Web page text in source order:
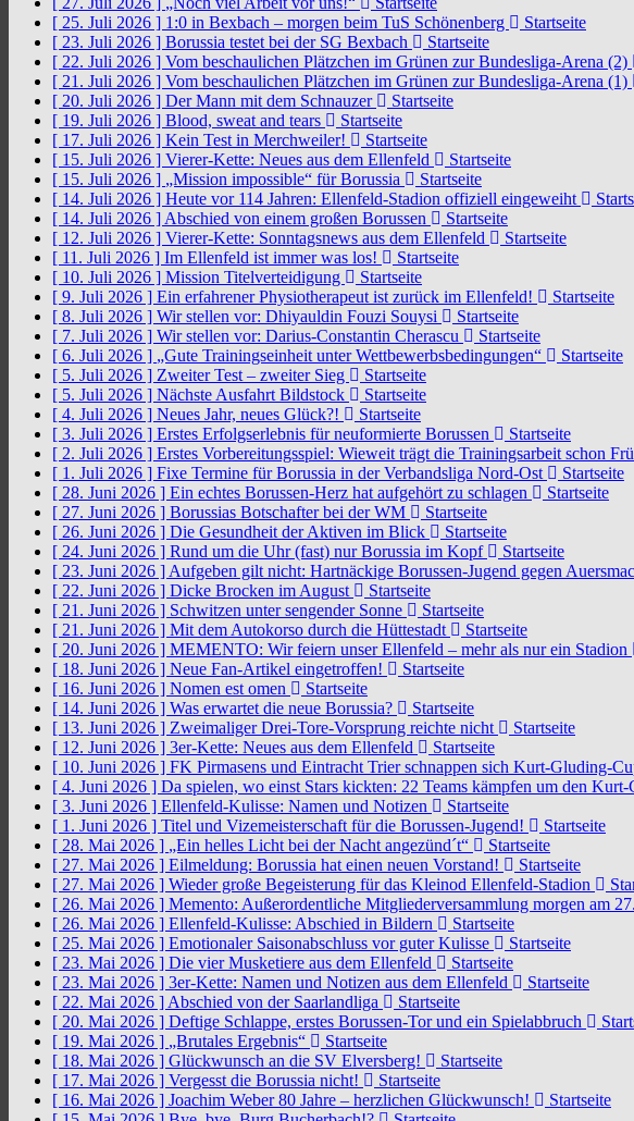
[ 25. Juli 2026 ] 1:0 in Bexbach – morgen beim TuS Schönenberg
Startseite
[ 23. Juli 2026 ] Borussia testet bei der SG Bexbach
Startseite
[ 22. Juli 2026 ] Vom beschaulichen Plätzchen im Grünen zur Bundesliga-Arena (2)
[ 21. Juli 2026 ] Vom beschaulichen Plätzchen im Grünen zur Bundesliga-Arena (1)
[ 20. Juli 2026 ] Der Mann mit dem Schnauzer
Startseite
[ 19. Juli 2026 ] Blood, sweat and tears
Startseite
[ 17. Juli 2026 ] Kein Test in Merchweiler!
Startseite
[ 15. Juli 2026 ] Vierer-Kette: Neues aus dem Ellenfeld
Startseite
[ 15. Juli 2026 ] „Mission impossible“ für Borussia
Startseite
[ 14. Juli 2026 ] Heute vor 114 Jahren: Ellenfeld-Stadion offiziell eingeweiht
[ 14. Juli 2026 ] Abschied von einem großen Borussen
Startseite
[ 12. Juli 2026 ] Vierer-Kette: Sonntagsnews aus dem Ellenfeld
Startseite
[ 11. Juli 2026 ] Im Ellenfeld ist immer was los!
Startseite
[ 10. Juli 2026 ] Mission Titelverteidigung
Startseite
[ 9. Juli 2026 ] Ein erfahrener Physiotherapeut ist zurück im Ellenfeld!
Startseite
[ 8. Juli 2026 ] Wir stellen vor: Dhiyauldin Fouzi Souysi
Startseite
[ 7. Juli 2026 ] Wir stellen vor: Darius-Constantin Cherascu
Startseite
[ 6. Juli 2026 ] „Gute Trainingseinheit unter Wettbewerbsbedingungen“
Startseite
[ 5. Juli 2026 ] Zweiter Test – zweiter Sieg
Startseite
[ 5. Juli 2026 ] Nächste Ausfahrt Bildstock
Startseite
[ 4. Juli 2026 ] Neues Jahr, neues Glück?!
Startseite
[ 3. Juli 2026 ] Erstes Erfolgserlebnis für neuformierte Borussen
Startseite
[ 2. Juli 2026 ] Erstes Vorbereitungsspiel: Wieweit trägt die Trainingsarbeit schon
[ 1. Juli 2026 ] Fixe Termine für Borussia in der Verbandsliga Nord-Ost
Startseite
[ 28. Juni 2026 ] Ein echtes Borussen-Herz hat aufgehört zu schlagen
Startseite
[ 27. Juni 2026 ] Borussias Botschafter bei der WM
Startseite
[ 26. Juni 2026 ] Die Gesundheit der Aktiven im Blick
Startseite
[ 24. Juni 2026 ] Rund um die Uhr (fast) nur Borussia im Kopf
Startseite
[ 23. Juni 2026 ] Aufgeben gilt nicht: Hartnäckige Borussen-Jugend gegen
[ 22. Juni 2026 ] Dicke Brocken im August
Startseite
[ 21. Juni 2026 ] Schwitzen unter sengender Sonne
Startseite
[ 21. Juni 2026 ] Mit dem Autokorso durch die Hüttestadt
Startseite
[ 20. Juni 2026 ] MEMENTO: Wir feiern unser Ellenfeld – mehr als nur ein Stadion
[ 18. Juni 2026 ] Neue Fan-Artikel eingetroffen!
Startseite
[ 16. Juni 2026 ] Nomen est omen
Startseite
[ 14. Juni 2026 ] Was erwartet die neue Borussia?
Startseite
[ 13. Juni 2026 ] Zweimaliger Drei-Tore-Vorsprung reichte nicht
Startseite
[ 12. Juni 2026 ] 3er-Kette: Neues aus dem Ellenfeld
Startseite
[ 10. Juni 2026 ] FK Pirmasens und Eintracht Trier schnappen sich Kurt-Gluding-
[ 4. Juni 2026 ] Da spielen, wo einst Stars kickten: 22 Teams kämpfen um den
[ 3. Juni 2026 ] Ellenfeld-Kulisse: Namen und Notizen
Startseite
[ 1. Juni 2026 ] Titel und Vizemeisterschaft für die Borussen-Jugend!
Startseite
[ 28. Mai 2026 ] „Ein helles Licht bei der Nacht angezünd´t“
Startseite
[ 27. Mai 2026 ] Eilmeldung: Borussia hat einen neuen Vorstand!
Startseite
[ 27. Mai 2026 ] Wieder große Begeisterung für das Kleinod Ellenfeld-Stadion
[ 26. Mai 2026 ] Memento: Außerordentliche Mitgliederversammlung morgen am
[ 26. Mai 2026 ] Ellenfeld-Kulisse: Abschied in Bildern
Startseite
[ 25. Mai 2026 ] Emotionaler Saisonabschluss vor guter Kulisse
Startseite
[ 23. Mai 2026 ] Die vier Musketiere aus dem Ellenfeld
Startseite
[ 23. Mai 2026 ] 3er-Kette: Namen und Notizen aus dem Ellenfeld
Startseite
[ 22. Mai 2026 ] Abschied von der Saarlandliga
Startseite
[ 20. Mai 2026 ] Deftige Schlappe, erstes Borussen-Tor und ein Spielabbruch
[ 19. Mai 2026 ] „Brutales Ergebnis“
Startseite
[ 18. Mai 2026 ] Glückwunsch an die SV Elversberg!
Startseite
[ 17. Mai 2026 ] Vergesst die Borussia nicht!
Startseite
[ 16. Mai 2026 ] Joachim Weber 80 Jahre – herzlichen Glückwunsch!
Startseite